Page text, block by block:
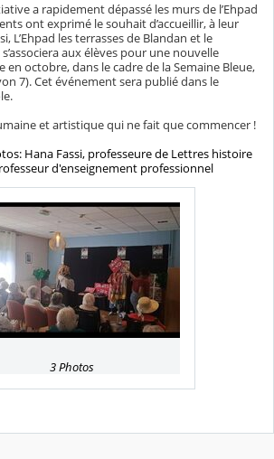
a rapidement dépassé les murs de l’Ehpad
ont exprimé le souhait d’accueillir, à leur
L’Ehpad les terrasses de Blandan et le
aux élèves pour une nouvelle
octobre, dans le cadre de la Semaine Bleue,
7). Cet événement sera publié dans le
et artistique qui ne fait que commencer !
Hana Fassi, professeure de Lettres histoire
d'enseignement professionnel
3 Photos